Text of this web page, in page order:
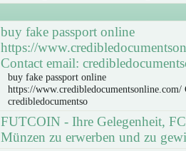
buy fake passport online
https://
Contact email:
buy fake passport online
https://www.credibledocumentsonline.com/
credibledocumentso
FUTCOIN - Ihre Gelegenheit,
Münzen zu erwerben und zu